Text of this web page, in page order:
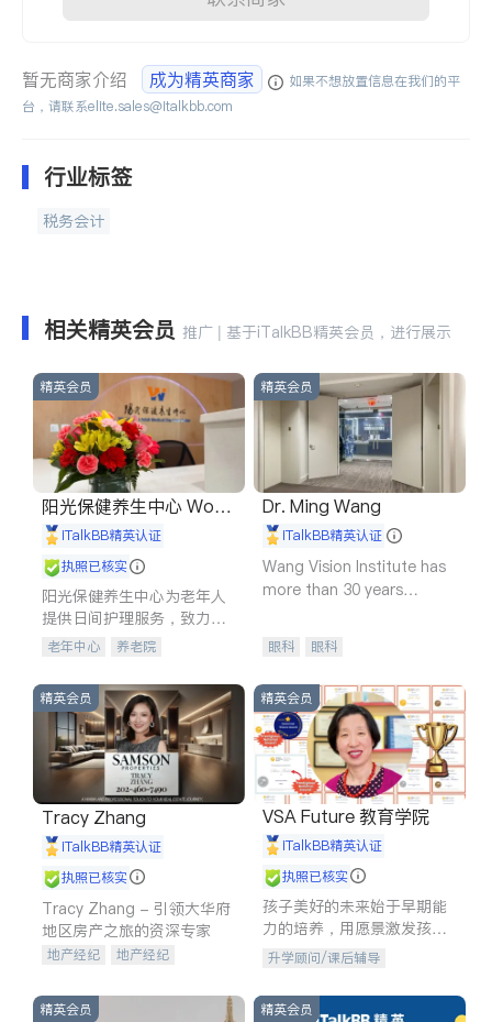
暂无商家介绍 成为精英商家
如果不想放置信息在我们的平
台，请联系elite.sales@italkbb.com
行业标签
税务会计
相关精英会员 推广 | 基于iTalkBB精英会员，进行展示
精英会员
阳光保健养生中心 World
shine
iTalkBB精英认证
执照已核实
阳光保健养生中心为老年人
提供日间护理服务，致力于
通过持续的护理创新来有效
老年中心 养老院
精英会员
Dr. Ming Wang
iTalkBB精英认证
Wang Vision Institute has
more than 30 years
眼科 眼科
精英会员
Tracy Zhang
iTalkBB精英认证
执照已核实
Tracy Zhang - 引领大华府
地区房产之旅的资深专家
地产经纪
地产经纪
商铺租售
精英会员
VSA Future 教育学院
iTalkBB精英认证
执照已核实
孩子美好的未来始于早期能
力的培养，用愿景激发孩子
的学习潜力和动力。理念：
拥有成长型心态是成功的基
石。
升学顾问/课后辅导
精英会员 精英会员